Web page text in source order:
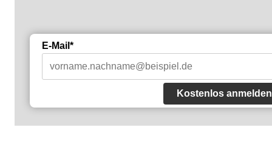
E-Mail*
Kostenlos anmelden